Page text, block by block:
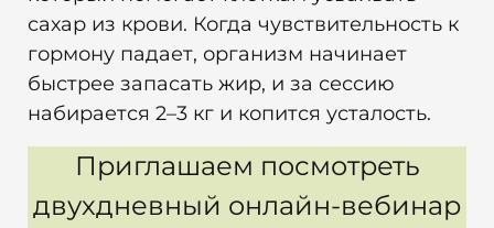
сахар из крови. Когда чувствительность к
гормону падает, организм начинает
быстрее запасать жир, и за сессию
набирается 2–3 кг и копится усталость.
Приглашаем посмотреть
двухдневный онлайн-вебинар